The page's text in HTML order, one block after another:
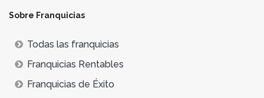
Sobre Franquicias
Todas las franquicias
Franquicias Rentables
Franquicias de Éxito